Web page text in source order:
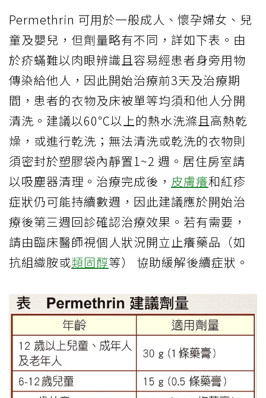
Permethrin 可用於一般成人、懷孕婦女、兒
童及嬰兒，但劑量略有不同，詳如下表。由
於疥蟎難以肉眼辨識且容易經患者身旁用物
傳染給他人，因此開始治療前3天及治療期
間，患者的衣物及床被單等均須和他人分開
清洗。建議以60℃以上的熱水洗滌且高熱乾
燥，或進行乾洗；無法清洗或乾洗的衣物則
須密封於塑膠袋內靜置1~2 週。居住房室請
以吸塵器清理。治療完成後， 皮膚癢和紅疹
症狀仍可能持續數週，因此建議應於開始治
療後第三週回診確認治療效果。若有需要，
請由臨床醫師視個人狀況開立止癢藥品（如
抗組織胺或類固醇等） 協助緩解後續症狀。